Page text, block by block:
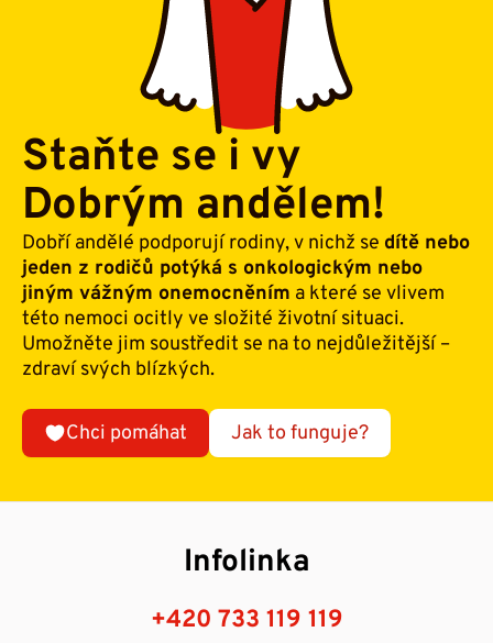
Staňte se i vy
Dobrým andělem!
Dobří andělé podporují rodiny, v nichž se dítě nebo
jeden z rodičů potýká s onkologickým nebo
jiným vážným onemocněním a které se vlivem
této nemoci ocitly ve složité životní situaci.
Umožněte jim soustředit se na to nejdůležitější –
zdraví svých blízkých.
Chci pomáhat Jak to funguje?
Infolinka
+420 733 119 119